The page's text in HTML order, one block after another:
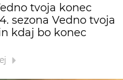
tvoja konec
sezona Vedno tvoja
kdaj bo konec